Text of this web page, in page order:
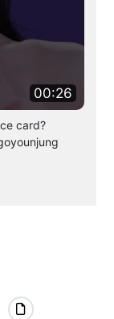
00:26
card?